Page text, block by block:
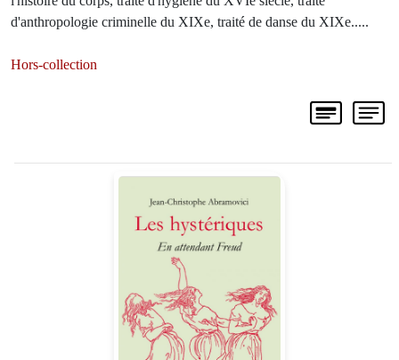
d'anthropologie criminelle du XIXe, traité de danse du XIXe.....
Hors-collection